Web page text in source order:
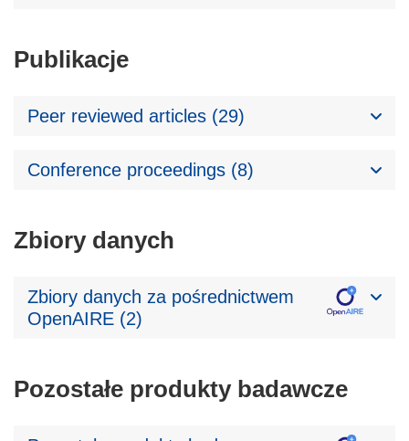
Publikacje
Peer reviewed articles (29)
Conference proceedings (8)
Zbiory danych
Zbiory danych za pośrednictwem
OpenAIRE (2)
Pozostałe produkty badawcze